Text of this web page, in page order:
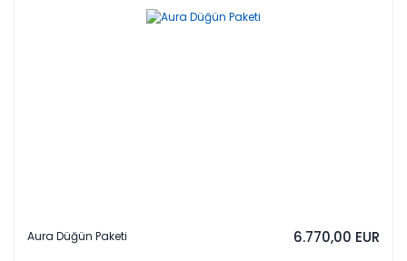
Aura Düğün Paketi 6.770,00 EUR